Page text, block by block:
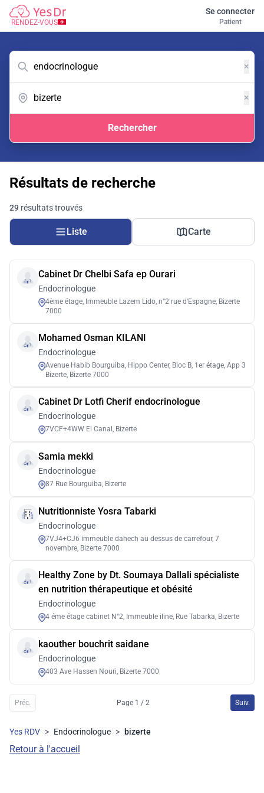
RENDEZ-VOUS
Se connecter
Patient
×
×
Rechercher
Résultats de recherche
29 résultats trouvés
Liste Carte
Cabinet Dr Chelbi Safa ep Ourari
Endocrinologue
4ème étage, Immeuble Lazem Lido, n°2 rue d'Espagne, Bizerte
7000
Mohamed Osman KILANI
Endocrinologue
Avenue Habib Bourguiba, Hippo Center, Bloc B, 1er étage, App 3
Bizerte, Bizerte 7000
Cabinet Dr Lotfi Cherif endocrinologue
Endocrinologue
7VCF+4WW El Canal, Bizerte
Samia mekki
Endocrinologue
87 Rue Bourguiba, Bizerte
Nutritionniste Yosra Tabarki
Endocrinologue
7VJ4+CJ6 immeuble dahech au dessus de carrefour, 7
novembre, Bizerte 7000
Healthy Zone by Dt. Soumaya Dallali spécialiste
en nutrition thérapeutique et obésité
Endocrinologue
4 éme étage cabinet N°2, Immeuble iline, Rue Tabarka, Bizerte
kaouther bouchrit saidane
Endocrinologue
403 Ave Hassen Nouri, Bizerte 7000
Préc. Page 1 / 2 Suiv.
Yes RDV > Endocrinologue > bizerte
Retour à l'accueil